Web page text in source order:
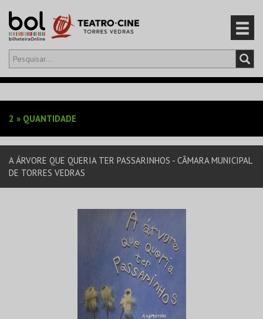
Olá,iniciar sessão
EVENTOS
CARTÕES
2 » QUANTIDADE
A ÁRVORE QUE QUERIA TER PASSARINHOS - CÂMARA MUNICIPAL
DE TORRES VEDRAS